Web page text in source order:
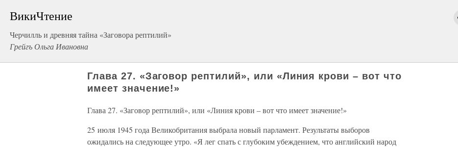
ВикиЧтение
Черчилль и древняя тайна «Заговора рептилий»
Грейгъ Ольга Ивановна
Глава 27. «Заговор рептилий», или «Линия крови – вот что
имеет значение!»
Глава 27. «Заговор рептилий», или «Линия крови – вот что имеет значение!»
25 июля 1945 года Великобритания выбрала новый парламент. Результаты выборов
ожидались на следующее утро. «Я лег спать с глубоким убеждением, что английский народ